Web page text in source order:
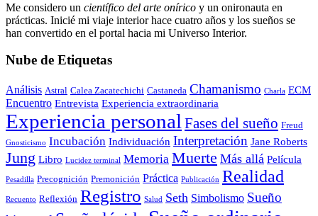
Me considero un científico del arte onírico y un onironauta en
prácticas. Inicié mi viaje interior hace cuatro años y los sueños se
han convertido en el portal hacia mi Universo Interior.
Nube de Etiquetas
Análisis Astral Calea Zacatechichi Castaneda Chamanismo Charla ECM
Encuentro Entrevista Experiencia extraordinaria
Experiencia personal Fases del sueño Freud
Gnosticismo Incubación Individuación Interpretación Jane Roberts
Jung Libro Lucidez terminal Memoria Muerte Más allá Película
Pesadilla Precognición Premonición Práctica Publicación Realidad
Recuento Reflexión Registro Salud Seth Simbolismo Sueño